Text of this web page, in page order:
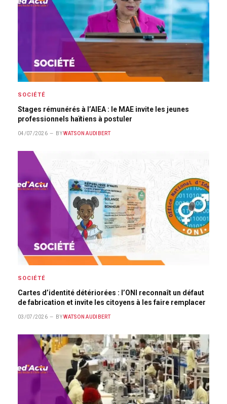
SOCIÉTÉ
Stages rémunérés à l’AIEA : le MAE invite les jeunes
professionnels haïtiens à postuler
04/07/2026 BY WATSON AUDIBERT
SOCIÉTÉ
Cartes d’identité détériorées : l’ONI reconnaît un défaut
de fabrication et invite les citoyens à les faire remplacer
03/07/2026 BY WATSON AUDIBERT